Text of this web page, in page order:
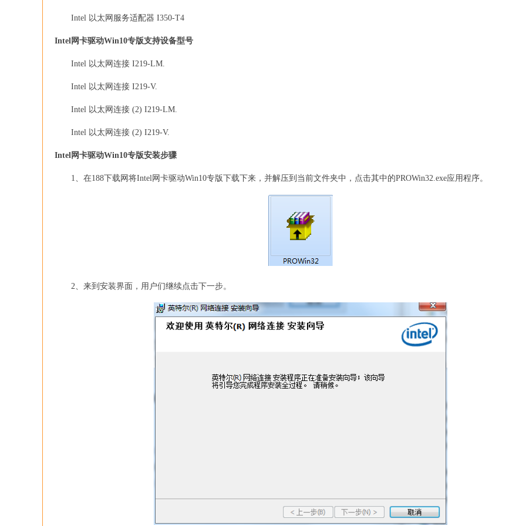
Intel 以太网服务适配器 I350-T4
Intel网卡驱动Win10专版支持设备型号
Intel 以太网连接 I219-LM.
Intel 以太网连接 I219-V.
Intel 以太网连接 (2) I219-LM.
Intel 以太网连接 (2) I219-V.
Intel网卡驱动Win10专版安装步骤
1、在188下载网将Intel网卡驱动Win10专版下载下来，并解压到当前文件夹中，点击其中的PROWin32.exe应用程序。
2、来到安装界面，用户们继续点击下一步。